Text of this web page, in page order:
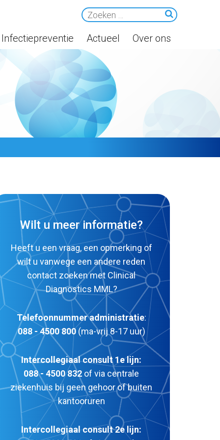
Infectiepreventie Actueel Over ons
Wilt u meer informatie?
Heeft u een vraag, een opmerking of
wilt u vanwege een andere reden
contact zoeken met Clinical
Diagnostics MML?
Telefoonnummer administratie:
088 - 4500 800(ma-vrij 8-17 uur)
Intercollegiaal consult 1e lijn:
088 - 4500 832 of via centrale
ziekenhuis bij geen gehoor of buiten
kantooruren
Intercollegiaal consult 2e lijn: